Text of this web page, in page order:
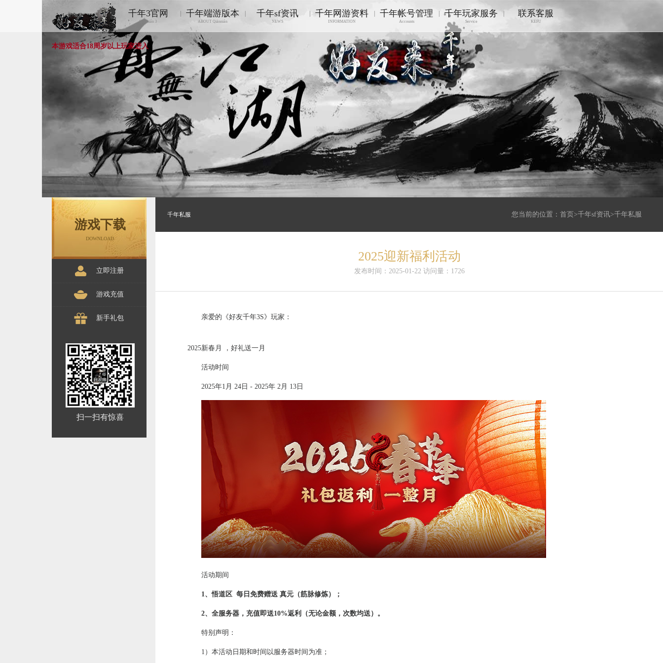
千年3官网
Qiānnián 3
千年端游版本
ABOUT Qiānnián
千年sf资讯
NEWS
千年网游资料
INFORMATION
千年帐号管理
Accounts
千年玩家服务
Service
联系客服
KEFU
本游戏适合18周岁以上玩家进入
游戏下载
DOWNLOAD
立即注册
游戏充值
新手礼包
扫一扫有惊喜
千年私服 您当前的位置： 首页 >千年sf资讯>千年私服
2025迎新福利活动
发布时间：2025-01-22 访问量：1726
亲爱的《好友千年3S》玩家：
2025新春月 ，好礼送一月
活动时间
2025年1月 24日 - 2025年 2月 13日
活动期间
1、悟道区 每日免费赠送 真元（筋脉修炼）；
2、全服务器，充值即送10%返利（无论金额，次数均送）。
特别声明：
1）本活动日期和时间以服务器时间为准；